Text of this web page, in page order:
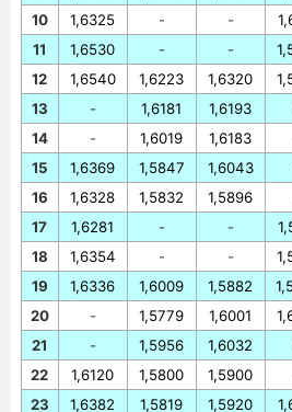
10
11
12
13
14
15
16
17
18
19
20
21
22
23
1,6325
1,6530
1,6540
-
-
1,6369
1,6328
1,6281
1,6354
1,6336
-
-
1,6120
1,6382
-
-
1,6223
1,6181
1,6019
1,5847
1,5832
-
-
1,6009
1,5779
1,5956
1,5800
1,5819
-
-
1,6320
1,6193
1,6183
1,6043
1,5896
-
-
1,5882
1,6001
1,6032
1,5900
1,5920